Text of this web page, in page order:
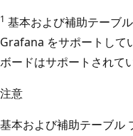
1 基本および補助テーブ
Grafana をサポートし
ボードはサポートされて
注意
基本および補助テーブル